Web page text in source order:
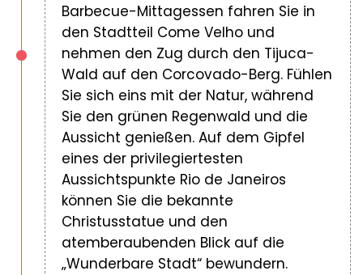
Barbecue-Mittagessen fahren Sie in
den Stadtteil Come Velho und
nehmen den Zug durch den Tijuca-
Wald auf den Corcovado-Berg. Fühlen
Sie sich eins mit der Natur, während
Sie den grünen Regenwald und die
Aussicht genießen. Auf dem Gipfel
eines der privilegiertesten
Aussichtspunkte Rio de Janeiros
können Sie die bekannte
Christusstatue und den
atemberaubenden Blick auf die
„Wunderbare Stadt“ bewundern.